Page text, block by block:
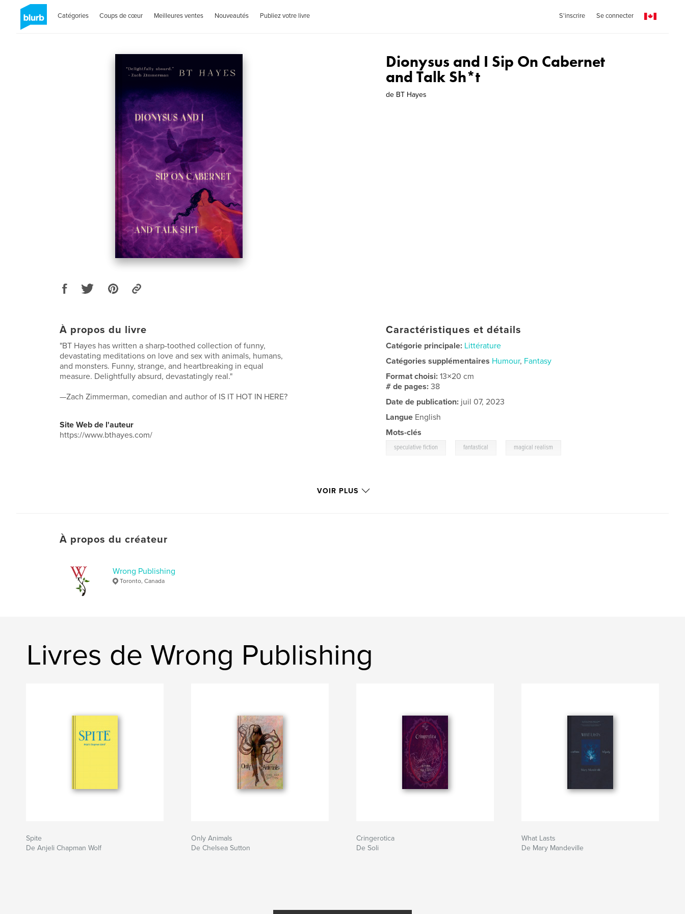
Catégories Coups de cœur Meilleures ventes Nouveautés Publiez votre livre S'inscrire Se connecter
Dionysus and I Sip On Cabernet
and Talk Sh*t
de BT Hayes
À propos du livre
"BT Hayes has written a sharp-toothed collection of funny,
devastating meditations on love and sex with animals, humans,
and monsters. Funny, strange, and heartbreaking in equal
measure. Delightfully absurd, devastatingly real."
—Zach Zimmerman, comedian and author of IS IT HOT IN HERE?
Site Web de l'auteur
https://www.bthayes.com/
Caractéristiques et détails
Catégorie principale: Littérature
Catégories supplémentaires Humour, Fantasy
Format choisi:13×20 cm
# de pages:38
Date de publication: juil 07, 2023
Langue English
Mots-clés
speculative fiction fantastical magical realism
VOIR PLUS
À propos du créateur
Wrong Publishing
Toronto, Canada
Livres de Wrong Publishing
Spite
De Anjeli Chapman Wolf
Only Animals
De Chelsea Sutton
Cringerotica
De Soli
What Lasts
De Mary Mandeville